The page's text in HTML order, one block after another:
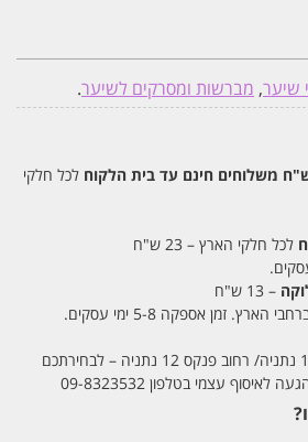
שיער, מברשות ומסרקים לשיער.
משלוחים חינם עד בית הלקוח לכל חלקי
לכל חלקי הארץ – 23 ש"ח
– 13 ש"ח
עצמי בטלפון 09-8323532